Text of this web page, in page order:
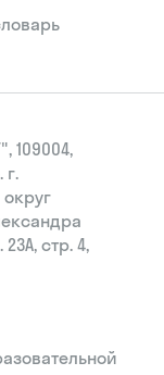
109004,
г.
стр. 4,